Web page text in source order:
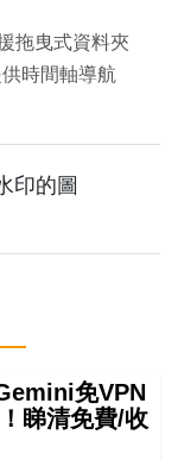
拖曳式資料夾
時間軸導航
印的圖
免VPN
睇清免費/收